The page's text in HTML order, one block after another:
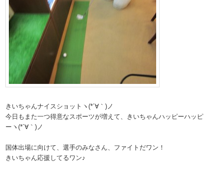
きいちゃんナイスショットヽ(*´∀｀)ノ
今日もまた一つ得意なスポーツが増えて、きいちゃんハッピーハッピ
ーヽ(*´∀｀)ノ
国体出場に向けて、選手のみなさん、ファイトだワン！
きいちゃん応援してるワン♪